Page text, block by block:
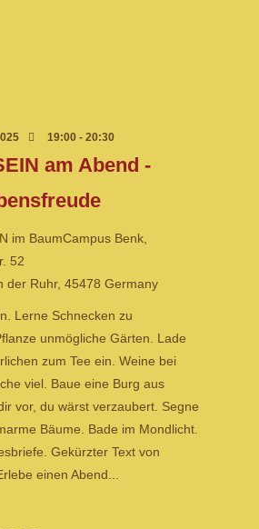
19:00 - 20:30
am Abend -
im BaumCampus Benk,
52
der Ruhr, 45478 Germany
Lerne Schnecken zu
unmögliche Gärten. Lade
zum Tee ein. Weine bei
viel. Baue eine Burg aus
vor, du wärst verzaubert. Segne
Bäume. Bade im Mondlicht.
Gekürzter Text von
einen Abend...